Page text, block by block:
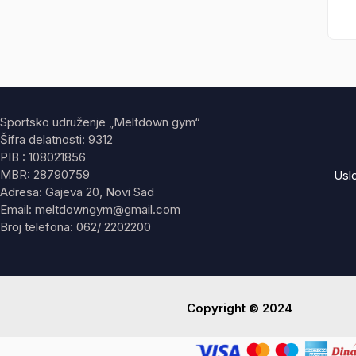
Sportsko udruženje „Meltdown gym“
Šifra delatnosti: 9312
PIB : 108021856
MBR: 28790759
Adresa: Gajeva 20, Novi Sad
Email: meltdowngym@gmail.com
Broj telefona: 062/ 2202200
Copyright © 2024